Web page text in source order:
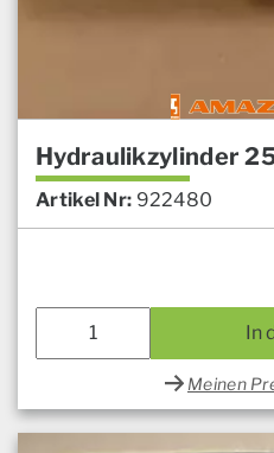
Hydraulikzylinder
Artikel Nr: 922480
In
Meinen